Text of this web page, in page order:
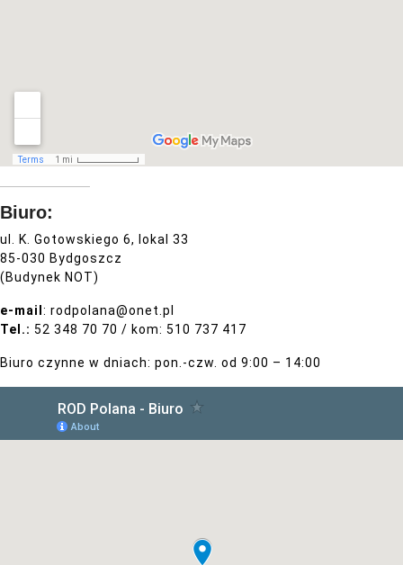
Biuro:
ul. K. Gotowskiego 6, lokal 33
85-030 Bydgoszcz
(Budynek NOT)
e-mail : rodpolana@onet.pl
Tel.: 52 348 70 70 / kom: 510 737 417
Biuro czynne w dniach: pon.-czw. od 9:00 – 14:00